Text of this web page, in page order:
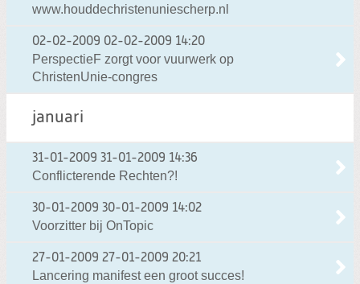
www.houddechristenuniescherp.nl
02-02-2009 02-02-2009 14:20
PerspectieF zorgt voor vuurwerk op
ChristenUnie-congres
januari
31-01-2009 31-01-2009 14:36
Conflicterende Rechten?!
30-01-2009 30-01-2009 14:02
Voorzitter bij OnTopic
27-01-2009 27-01-2009 20:21
Lancering manifest een groot succes!